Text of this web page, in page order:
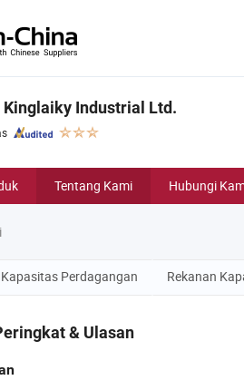
Kinglaiky Industrial Ltd.
Tentang Kami Hubungi
Kapasitas Perdagangan Rekanan
& Ulasan